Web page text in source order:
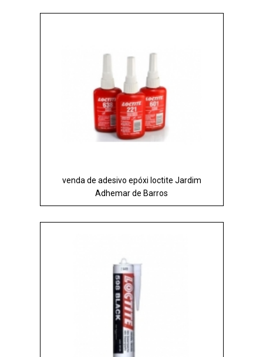
venda de adesivo epóxi loctite Jardim
Adhemar de Barros